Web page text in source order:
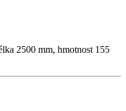
2500 mm, hmotnost 155